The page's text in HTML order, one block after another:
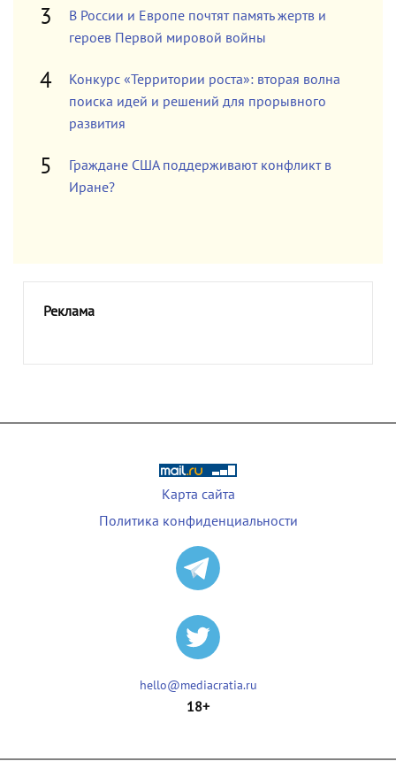
В России и Европе почтят память жертв и
героев Первой мировой войны
Конкурс «Территории роста»: вторая волна
поиска идей и решений для прорывного
развития
Граждане США поддерживают конфликт в
Иране?
Реклама
Карта сайта
Политика конфиденциальности
hello@mediacratia.ru
18+